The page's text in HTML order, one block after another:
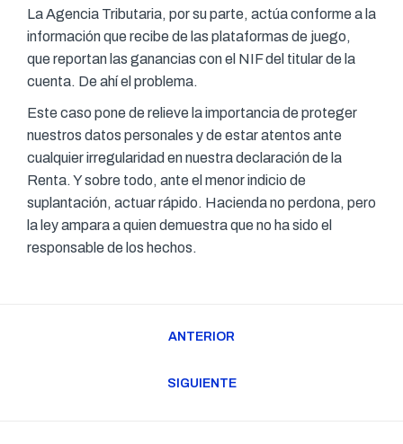
La Agencia Tributaria, por su parte, actúa conforme a la
información que recibe de las plataformas de juego,
que reportan las ganancias con el NIF del titular de la
cuenta. De ahí el problema.
Este caso pone de relieve la importancia de proteger
nuestros datos personales y de estar atentos ante
cualquier irregularidad en nuestra declaración de la
Renta. Y sobre todo, ante el menor indicio de
suplantación, actuar rápido. Hacienda no perdona, pero
la ley ampara a quien demuestra que no ha sido el
responsable de los hechos.
ANTERIOR
SIGUIENTE